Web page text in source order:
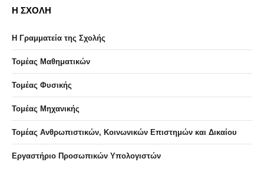
Η ΣΧΟΛΗ
Η Γραμματεία της Σχολής
Τομέας Μαθηματικών
Τομέας Φυσικής
Τομέας Μηχανικής
Τομέας Ανθρωπιστικών, Κοινωνικών Επιστημών και Δικαίου
Eργαστήριo Προσωπικών Υπολογιστών